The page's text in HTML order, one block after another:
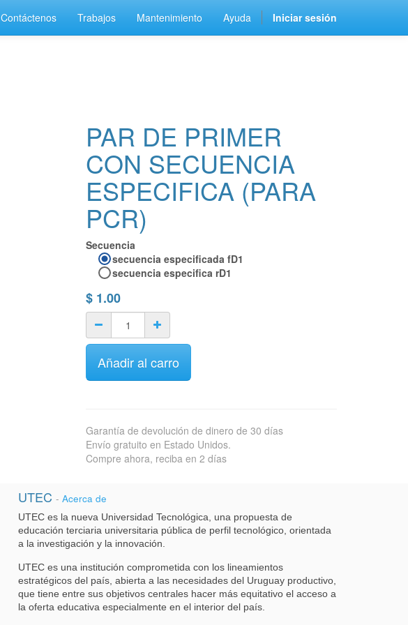
Contáctenos Trabajos Mantenimiento Ayuda Iniciar sesión
PAR DE PRIMER
CON SECUENCIA
ESPECIFICA (PARA
PCR)
Secuencia
secuencia especificada fD1
secuencia especifica rD1
$ 1.00
Añadir al carro
Garantía de devolución de dinero de 30 días
Envío gratuito en Estado Unidos.
Compre ahora, reciba en 2 días
UTEC - Acerca de
UTEC es la nueva Universidad Tecnológica, una propuesta de
educación terciaria universitaria pública de perfil tecnológico, orientada
a la investigación y la innovación.
UTEC es una institución comprometida con los lineamientos
estratégicos del país, abierta a las necesidades del Uruguay productivo,
que tiene entre sus objetivos centrales hacer más equitativo el acceso a
la oferta educativa especialmente en el interior del país.